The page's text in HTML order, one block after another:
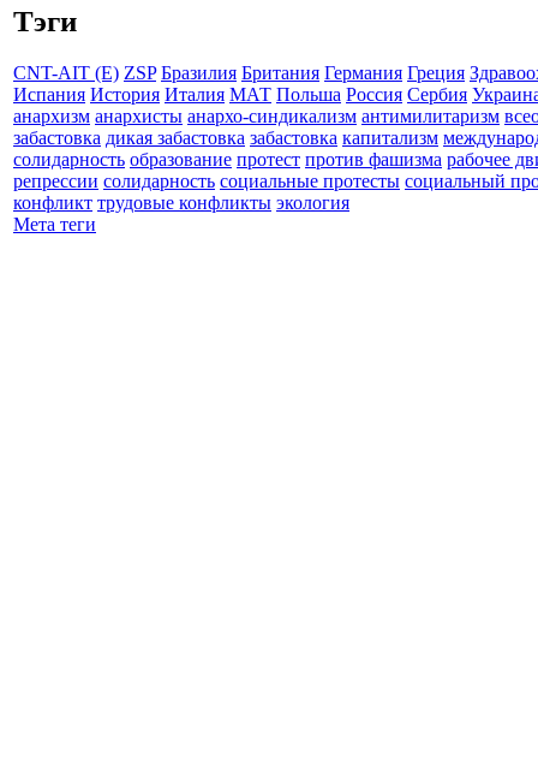
Тэги
CNT-AIT (E) ZSP Бразилия Британия Германия Греция
Испания История Италия МАТ Польша Россия Сербия
анархизм анархисты анархо-синдикализм антимилитаризм
забастовка дикая забастовка забастовка капитализм
солидарность образование протест против фашизма рабочее
репрессии солидарность социальные протесты социальный
конфликт трудовые конфликты экология
Мета теги